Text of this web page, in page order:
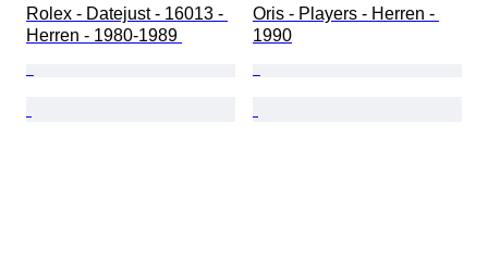
Rolex - Datejust - 16013 -
Herren - 1980-1989
Oris - Players - Herren -
1990